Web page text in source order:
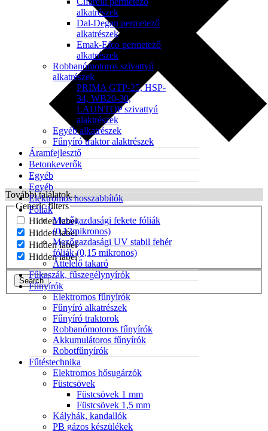
További találatok...
Generic filters
Hidden label
Hidden label
Hidden label
Hidden label
Search
alkatrészek
Dal-Degan permetező
alkatrészek
Emak-Efco permetező
alkatrészek
Robbanómotoros szivattyú
alkatrészek
PRIMA GTP-25, HSP-
34, WB20-30,
LAUNTOP szivattyú
alaktrészek
Egyéb alkatrészek
Fűnyíró traktor alaktrészek
Áramfejlesztő
Betonkeverők
Egyéb
Egyéb
Elektromos hosszabbítók
Fóliák
Mezőgazdasági fekete fóliák
(0,12mikronos)
Mezőgazdasági UV stabil fehér
fóliák (0,15 mikronos)
Áttelelő takaró
Fűkaszák, fűszegélynyírók
Fűnyírók
Elektromos fűnyírók
Fűnyíró alkatrészek
Fűnyíró traktorok
Robbanómotoros fűnyírók
Akkumulátoros fűnyírók
Robotfűnyírók
Fűtéstechnika
Elektromos hősugárzók
Füstcsövek
Füstcsövek 1 mm
Füstcsövek 1,5 mm
Kályhák, kandallók
PB gázos készülékek